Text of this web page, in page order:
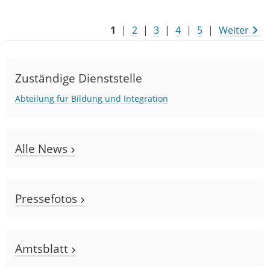
1 | 2 | 3 | 4 | 5 | Weiter
Zuständige Dienststelle
Abteilung für Bildung und Integration
Alle News
Pressefotos
Amtsblatt